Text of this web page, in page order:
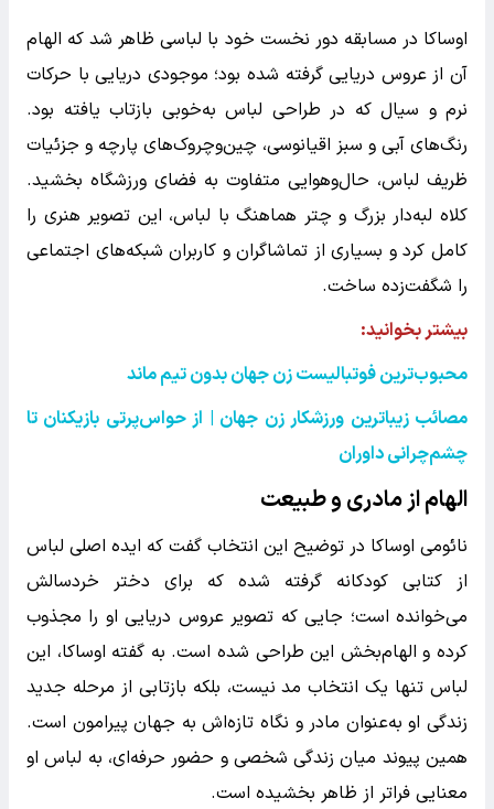
اوساکا در مسابقه دور نخست خود با لباسی ظاهر شد که الهام
آن از عروس دریایی گرفته شده بود؛ موجودی دریایی با حرکات
نرم و سیال که در طراحی لباس به‌خوبی بازتاب یافته بود.
رنگ‌های آبی و سبز اقیانوسی، چین‌وچروک‌های پارچه و جزئیات
ظریف لباس، حال‌وهوایی متفاوت به فضای ورزشگاه بخشید.
کلاه لبه‌دار بزرگ و چتر هماهنگ با لباس، این تصویر هنری را
کامل کرد و بسیاری از تماشاگران و کاربران شبکه‌های اجتماعی
را شگفت‌زده ساخت.
بیشتر بخوانید:
محبوب‌ترین فوتبالیست زن جهان بدون تیم ماند
مصائب زیباترین ورزشکار زن جهان | از حواس‌پرتی بازیکنان تا
چشم‌چرانی داوران
الهام از مادری و طبیعت
نائومی اوساکا در توضیح این انتخاب گفت که ایده اصلی لباس
از کتابی کودکانه گرفته شده که برای دختر خردسالش
می‌خوانده است؛ جایی که تصویر عروس دریایی او را مجذوب
کرده و الهام‌بخش این طراحی شده است. به گفته اوساکا، این
لباس تنها یک انتخاب مد نیست، بلکه بازتابی از مرحله جدید
زندگی او به‌عنوان مادر و نگاه تازه‌اش به جهان پیرامون است.
همین پیوند میان زندگی شخصی و حضور حرفه‌ای، به لباس او
معنایی فراتر از ظاهر بخشیده است.